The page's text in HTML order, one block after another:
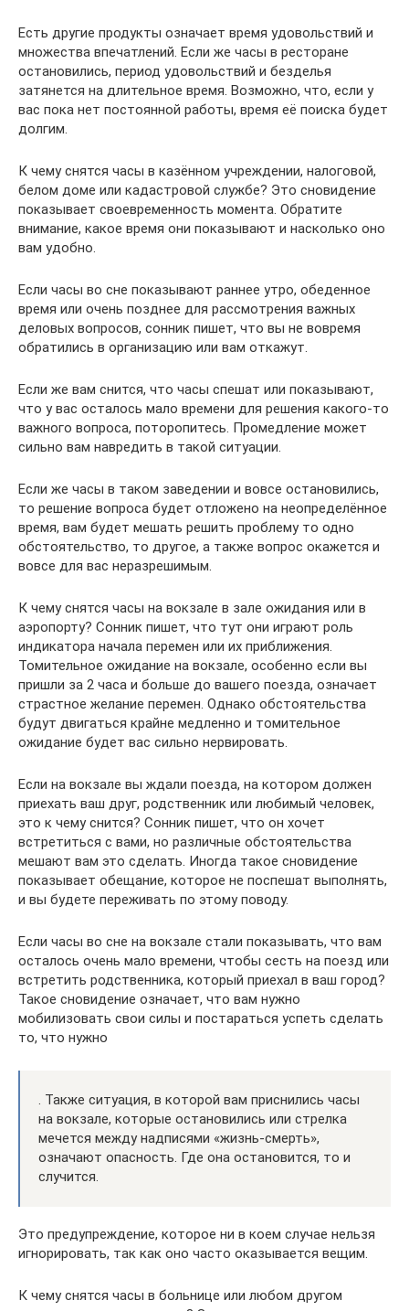
Есть другие продукты означает время удовольствий и
множества впечатлений. Если же часы в ресторане
остановились, период удовольствий и безделья
затянется на длительное время. Возможно, что, если у
вас пока нет постоянной работы, время её поиска будет
долгим.
К чему снятся часы в казённом учреждении, налоговой,
белом доме или кадастровой службе? Это сновидение
показывает своевременность момента. Обратите
внимание, какое время они показывают и насколько оно
вам удобно.
Если часы во сне показывают раннее утро, обеденное
время или очень позднее для рассмотрения важных
деловых вопросов, сонник пишет, что вы не вовремя
обратились в организацию или вам откажут.
Если же вам снится, что часы спешат или показывают,
что у вас осталось мало времени для решения какого-то
важного вопроса, поторопитесь. Промедление может
сильно вам навредить в такой ситуации.
Если же часы в таком заведении и вовсе остановились,
то решение вопроса будет отложено на неопределённое
время, вам будет мешать решить проблему то одно
обстоятельство, то другое, а также вопрос окажется и
вовсе для вас неразрешимым.
К чему снятся часы на вокзале в зале ожидания или в
аэропорту? Сонник пишет, что тут они играют роль
индикатора начала перемен или их приближения.
Томительное ожидание на вокзале, особенно если вы
пришли за 2 часа и больше до вашего поезда, означает
страстное желание перемен. Однако обстоятельства
будут двигаться крайне медленно и томительное
ожидание будет вас сильно нервировать.
Если на вокзале вы ждали поезда, на котором должен
приехать ваш друг, родственник или любимый человек,
это к чему снится? Сонник пишет, что он хочет
встретиться с вами, но различные обстоятельства
мешают вам это сделать. Иногда такое сновидение
показывает обещание, которое не поспешат выполнять,
и вы будете переживать по этому поводу.
Если часы во сне на вокзале стали показывать, что вам
осталось очень мало времени, чтобы сесть на поезд или
встретить родственника, который приехал в ваш город?
Такое сновидение означает, что вам нужно
мобилизовать свои силы и постараться успеть сделать
то, что нужно
. Также ситуация, в которой вам приснились часы
на вокзале, которые остановились или стрелка
мечется между надписями «жизнь-смерть»,
означают опасность. Где она остановится, то и
случится.
Это предупреждение, которое ни в коем случае нельзя
игнорировать, так как оно часто оказывается вещим.
К чему снятся часы в больнице или любом другом